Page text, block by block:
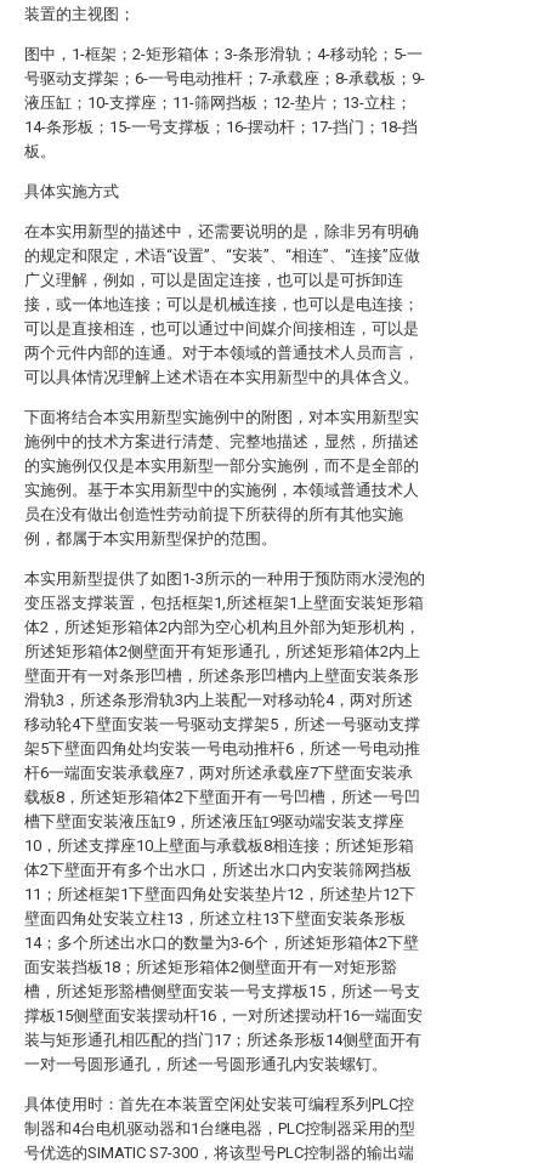
装置的主视图；
图中，1-框架；2-矩形箱体；3-条形滑轨；4-移动轮；5-一
号驱动支撑架；6-一号电动推杆；7-承载座；8-承载板；9-
液压缸；10-支撑座；11-筛网挡板；12-垫片；13-立柱；
14-条形板；15-一号支撑板；16-摆动杆；17-挡门；18-挡
板。
具体实施方式
在本实用新型的描述中，还需要说明的是，除非另有明确
的规定和限定，术语“设置”、“安装”、“相连”、“连接”应做
广义理解，例如，可以是固定连接，也可以是可拆卸连
接，或一体地连接；可以是机械连接，也可以是电连接；
可以是直接相连，也可以通过中间媒介间接相连，可以是
两个元件内部的连通。对于本领域的普通技术人员而言，
可以具体情况理解上述术语在本实用新型中的具体含义。
下面将结合本实用新型实施例中的附图，对本实用新型实
施例中的技术方案进行清楚、完整地描述，显然，所描述
的实施例仅仅是本实用新型一部分实施例，而不是全部的
实施例。基于本实用新型中的实施例，本领域普通技术人
员在没有做出创造性劳动前提下所获得的所有其他实施
例，都属于本实用新型保护的范围。
本实用新型提供了如图1-3所示的一种用于预防雨水浸泡的
变压器支撑装置，包括框架1,所述框架1上壁面安装矩形箱
体2，所述矩形箱体2内部为空心机构且外部为矩形机构，
所述矩形箱体2侧壁面开有矩形通孔，所述矩形箱体2内上
壁面开有一对条形凹槽，所述条形凹槽内上壁面安装条形
滑轨3，所述条形滑轨3内上装配一对移动轮4，两对所述
移动轮4下壁面安装一号驱动支撑架5，所述一号驱动支撑
架5下壁面四角处均安装一号电动推杆6，所述一号电动推
杆6一端面安装承载座7，两对所述承载座7下壁面安装承
载板8，所述矩形箱体2下壁面开有一号凹槽，所述一号凹
槽下壁面安装液压缸9，所述液压缸9驱动端安装支撑座
10，所述支撑座10上壁面与承载板8相连接；所述矩形箱
体2下壁面开有多个出水口，所述出水口内安装筛网挡板
11；所述框架1下壁面四角处安装垫片12，所述垫片12下
壁面四角处安装立柱13，所述立柱13下壁面安装条形板
14；多个所述出水口的数量为3-6个，所述矩形箱体2下壁
面安装挡板18；所述矩形箱体2侧壁面开有一对矩形豁
槽，所述矩形豁槽侧壁面安装一号支撑板15，所述一号支
撑板15侧壁面安装摆动杆16，一对所述摆动杆16一端面安
装与矩形通孔相匹配的挡门17；所述条形板14侧壁面开有
一对一号圆形通孔，所述一号圆形通孔内安装螺钉。
具体使用时：首先在本装置空闲处安装可编程系列PLC控
制器和4台电机驱动器和1台继电器，PLC控制器采用的型
号优选的SIMATIC S7-300，将该型号PLC控制器的输出端